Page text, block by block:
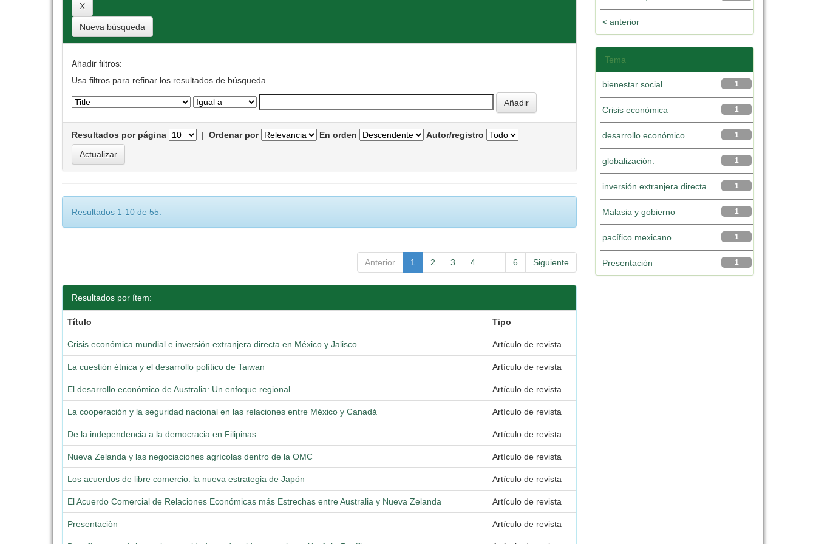
Nueva búsqueda
Añadir filtros:
Usa filtros para refinar los resultados de búsqueda.
Resultados por página | Ordenar por En orden Autor/registro
Resultados 1-10 de 55.
Anterior 1 2 3 4 6 Siguiente
Resultados por ítem:
Título Tipo
Crisis económica mundial e inversión extranjera directa en México y Jalisco Artículo de revista
La cuestión étnica y el desarrollo político de Taiwan Artículo de revista
El desarrollo económico de Australia: Un enfoque regional Artículo de revista
La cooperación y la seguridad nacional en las relaciones entre México y Canadá Artículo de revista
De la independencia a la democracia en Filipinas Artículo de revista
Nueva Zelanda y las negociaciones agrícolas dentro de la OMC Artículo de revista
Los acuerdos de libre comercio: la nueva estrategia de Japón Artículo de revista
El Acuerdo Comercial de Relaciones Económicas más Estrechas entre Australia y Nueva Zelanda Artículo de revista
Presentaciòn Artículo de revista
< anterior
Tema
1
bienestar social
1
Crisis económica
1
desarrollo económico
1
globalización.
1
inversión extranjera directa
1
Malasia y gobierno
1
pacífico mexicano
1
Presentación